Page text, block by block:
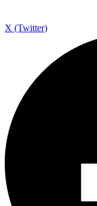
X (Twitter)